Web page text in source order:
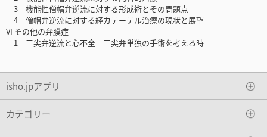
3 機能性僧帽弁逆流に対する形成術とその問題点
4 僧帽弁逆流に対する経カテーテル治療の現状と展望
VI その他の弁膜症
1 三尖弁逆流と心不全－三尖弁単独の手術を考える時－
isho.jpアプリ
カテゴリー